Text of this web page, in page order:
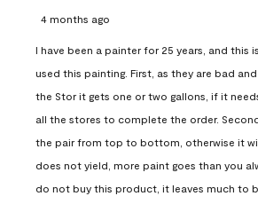
4 months ago
I have been a painter for 25 years, and this
used this painting. First, as they are bad
the Stor it gets one or two gallons, if it
all the stores to complete the order.
the pair from top to bottom, otherwise it
does not yield, more paint goes than you
do not buy this product, it leaves much to